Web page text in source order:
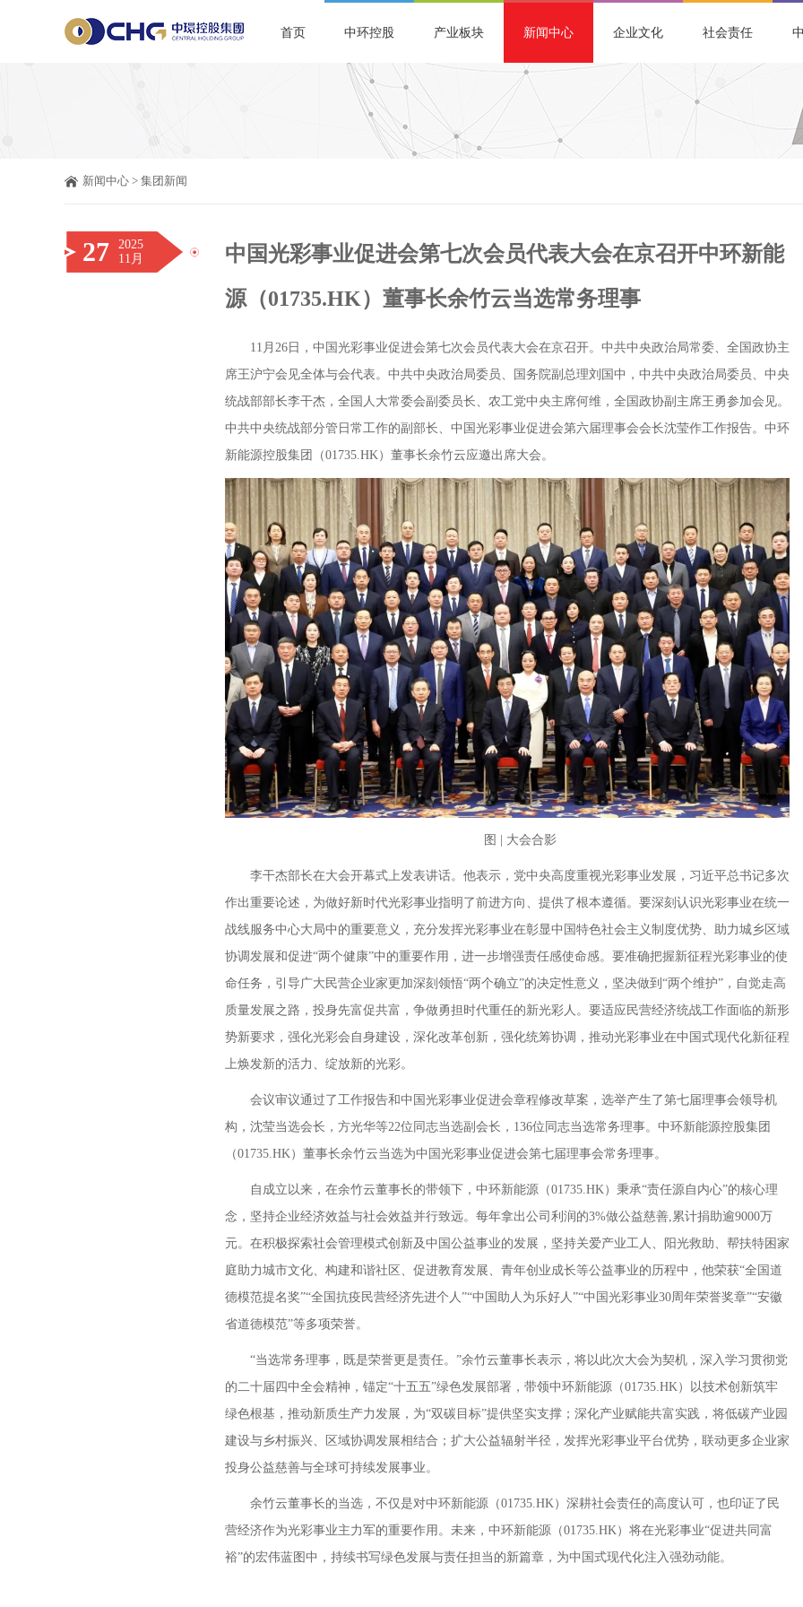
首页 中环控股 产业板块 新闻中心 企业文化 社会责任
新闻中心 > 集团新闻
27
2025
11月
中国光彩事业促进会第七次会员代表大会在京召开中环新能
源（01735.HK）董事长余竹云当选常务理事
11月26日，中国光彩事业促进会第七次会员代表大会在京召开。中共中央政治局常委、全国政协主
席王沪宁会见全体与会代表。中共中央政治局委员、国务院副总理刘国中，中共中央政治局委员、中央
统战部部长李干杰，全国人大常委会副委员长、农工党中央主席何维，全国政协副主席王勇参加会见。
中共中央统战部分管日常工作的副部长、中国光彩事业促进会第六届理事会会长沈莹作工作报告。中环
新能源控股集团（01735.HK）董事长余竹云应邀出席大会。
图 | 大会合影
李干杰部长在大会开幕式上发表讲话。他表示，党中央高度重视光彩事业发展，习近平总书记多次
作出重要论述，为做好新时代光彩事业指明了前进方向、提供了根本遵循。要深刻认识光彩事业在统一
战线服务中心大局中的重要意义，充分发挥光彩事业在彰显中国特色社会主义制度优势、助力城乡区域
协调发展和促进“两个健康”中的重要作用，进一步增强责任感使命感。要准确把握新征程光彩事业的使
命任务，引导广大民营企业家更加深刻领悟“两个确立”的决定性意义，坚决做到“两个维护”，自觉走高
质量发展之路，投身先富促共富，争做勇担时代重任的新光彩人。要适应民营经济统战工作面临的新形
势新要求，强化光彩会自身建设，深化改革创新，强化统筹协调，推动光彩事业在中国式现代化新征程
上焕发新的活力、绽放新的光彩。
会议审议通过了工作报告和中国光彩事业促进会章程修改草案，选举产生了第七届理事会领导机
构，沈莹当选会长，方光华等22位同志当选副会长，136位同志当选常务理事。中环新能源控股集团
（01735.HK）董事长余竹云当选为中国光彩事业促进会第七届理事会常务理事。
自成立以来，在余竹云董事长的带领下，中环新能源（01735.HK）秉承“责任源自内心”的核心理
念，坚持企业经济效益与社会效益并行致远。每年拿出公司利润的3%做公益慈善,累计捐助逾9000万
元。在积极探索社会管理模式创新及中国公益事业的发展，坚持关爱产业工人、阳光救助、帮扶特困家
庭助力城市文化、构建和谐社区、促进教育发展、青年创业成长等公益事业的历程中，他荣获“全国道
德模范提名奖”“全国抗疫民营经济先进个人”“中国助人为乐好人”“中国光彩事业30周年荣誉奖章”“安徽
省道德模范”等多项荣誉。
“当选常务理事，既是荣誉更是责任。”余竹云董事长表示，将以此次大会为契机，深入学习贯彻党
的二十届四中全会精神，锚定“十五五”绿色发展部署，带领中环新能源（01735.HK）以技术创新筑牢
绿色根基，推动新质生产力发展，为“双碳目标”提供坚实支撑；深化产业赋能共富实践，将低碳产业园
建设与乡村振兴、区域协调发展相结合；扩大公益辐射半径，发挥光彩事业平台优势，联动更多企业家
投身公益慈善与全球可持续发展事业。
余竹云董事长的当选，不仅是对中环新能源（01735.HK）深耕社会责任的高度认可，也印证了民
营经济作为光彩事业主力军的重要作用。未来，中环新能源（01735.HK）将在光彩事业“促进共同富
裕”的宏伟蓝图中，持续书写绿色发展与责任担当的新篇章，为中国式现代化注入强劲动能。